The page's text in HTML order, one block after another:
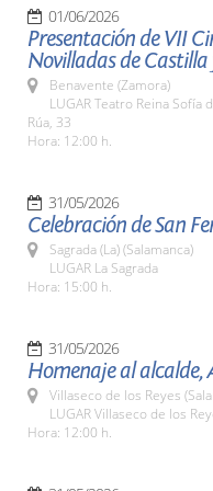
01/06/2026
Presentación de VII
Novilladas de Castilla
Benavente (Zamora)
LUGAR Teatro Reina Sofía
Rúa, 33
Hora: 12:00 h.
31/05/2026
Celebración de San
Sagrada (La) (Salamanca)
LUGAR La Sagrada
Hora: 15:00 h.
31/05/2026
Homenaje al alcalde,
Villaseco de los Reyes
LUGAR Villaseco de los
Hora: 12:00 h.